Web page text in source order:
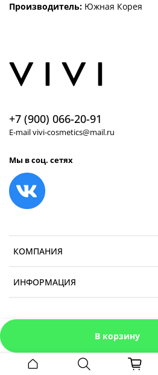
В корзину
Производитель: Южная Корея
КОМПАНИЯ
ИНФОРМАЦИЯ
+7 (900) 066-20-91
E-mail vivi-cosmetics@mail.ru
Мы в соц. сетях